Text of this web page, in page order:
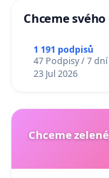
Chceme
1 191 podpisů
47 Podpisy / 7 dní
23 Jul 2026
Chceme